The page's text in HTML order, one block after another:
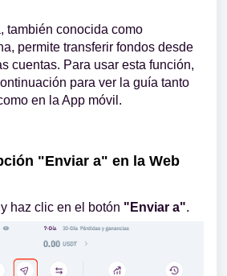
también conocida como
permite transferir fondos desde
cuentas. Para usar esta función,
para ver la guía tanto
en la App móvil.
"Enviar a" en la Web
y haz clic en el botón "Enviar a".